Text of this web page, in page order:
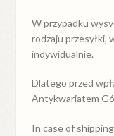
W przypadku
rodzaju przesyłki,
indywidualnie.
Dlatego przed
Antykwariatem
In case of